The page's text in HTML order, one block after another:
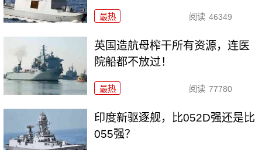
最热 阅读 46349
英国造航母榨干所有资源，连医
院船都不放过！
最热 阅读 77780
印度新驱逐舰，比052D强还是比
055强？